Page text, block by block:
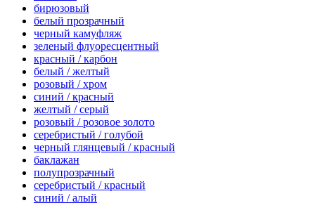
бирюзовый
белый прозрачный
черный камуфляж
зеленый флуоресцентный
красный / карбон
белый / желтый
розовый / хром
синий / красный
желтый / серый
розовый / розовое золото
серебристый / голубой
черный глянцевый / красный
баклажан
полупрозрачный
серебристый / красный
синий / алый